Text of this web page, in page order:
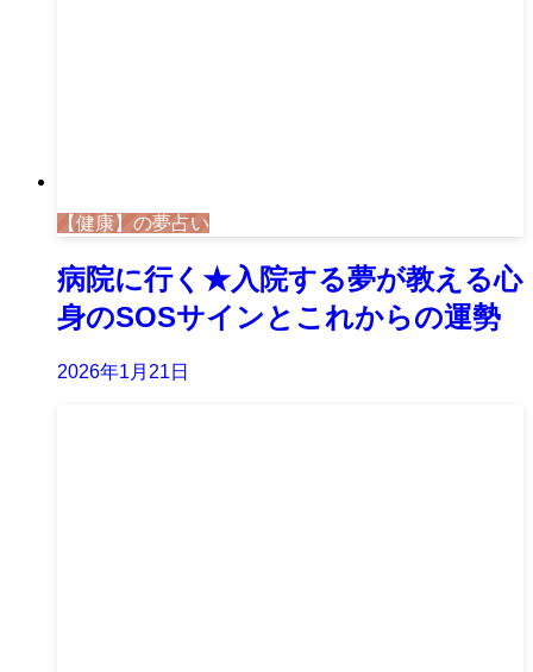
【健康】の夢占い
病院に行く★入院する夢が教える心
身のSOSサインとこれからの運勢
2026年1月21日